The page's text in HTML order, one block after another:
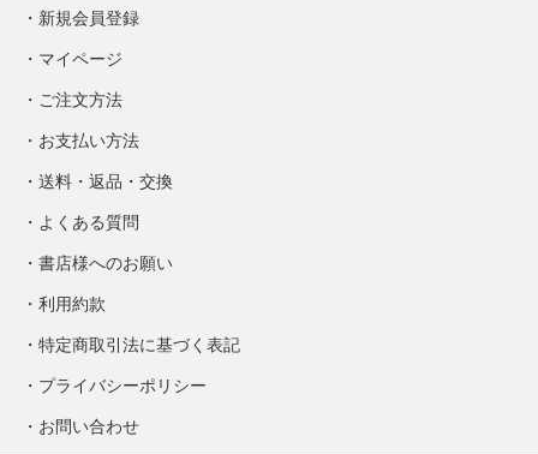
新規会員登録
マイページ
ご注文方法
お支払い方法
送料・返品・交換
よくある質問
書店様へのお願い
利用約款
特定商取引法に基づく表記
プライバシーポリシー
お問い合わせ